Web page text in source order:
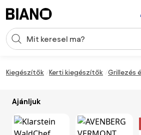
Keresési bevitel
Kiegészítők Kerti kiegészítők Grillezés
Ajánljuk